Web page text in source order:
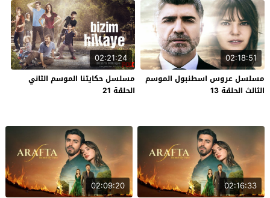
02:18:51
مسلسل عروس اسطنبول الموسم
الثالث الحلقة 13
02:21:24
مسلسل حكايتنا الموسم الثاني
الحلقة 21
02:16:33
02:09:20